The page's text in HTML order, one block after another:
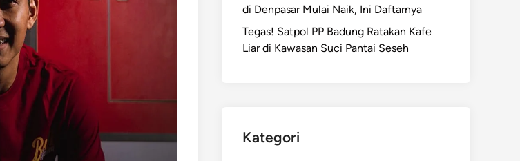
di Denpasar Mulai Naik, Ini Daftarnya
Tegas! Satpol PP Badung Ratakan Kafe
Liar di Kawasan Suci Pantai Seseh
Kategori